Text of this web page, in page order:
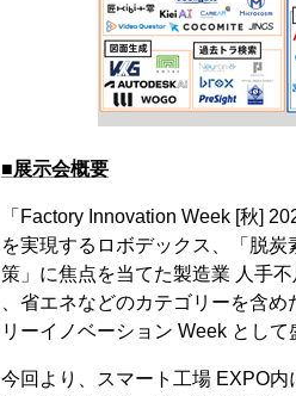
■展示会概要
「Factory Innovation Week [秋]
を実現するロボデックス、「脱
策」に焦点を当てた製造業 人手
、省エネなどのカテゴリーを含
リーイノベーション Week として
今回より、スマート工場 EXPO